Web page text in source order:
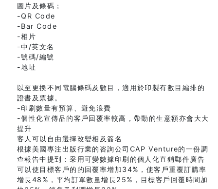
圖片及條碼；
-QR Code
-Bar Code
-相片
-中/英文名
-號碼/編號
-地址
以至更換不同電腦條碼及數目，適用於印製有數目編排的
證書及票據。
-印刷數量有預算、避免浪費
-個性化宣傳品的客戶回覆率較高，帶動的生意額亦會大大
提升
客人可以自由選擇改變相及簽名
根據美國專注出版行業的咨詢公司CAP Venture的一份調
查報告中提到：采用可變數據印刷的個人化直銷郵件廣告
可以使目標客戶的的回覆率增加34%，使客戶重覆訂購率
增長48%，平均訂單數量增長25%，目標客戶回覆時間加